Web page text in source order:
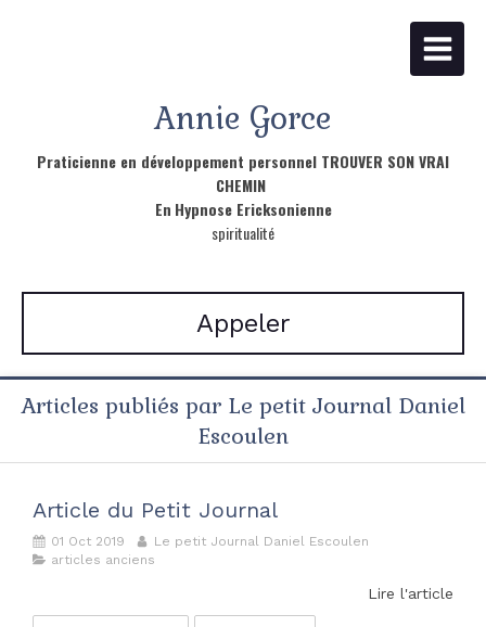
Annie Gorce
Praticienne en développement personnel TROUVER SON VRAI
CHEMIN
En Hypnose Ericksonienne
spiritualité
Appeler
Articles publiés par Le petit Journal Daniel
Escoulen
Article du Petit Journal
01 Oct 2019
Le petit Journal Daniel Escoulen
articles anciens
Lire l'article